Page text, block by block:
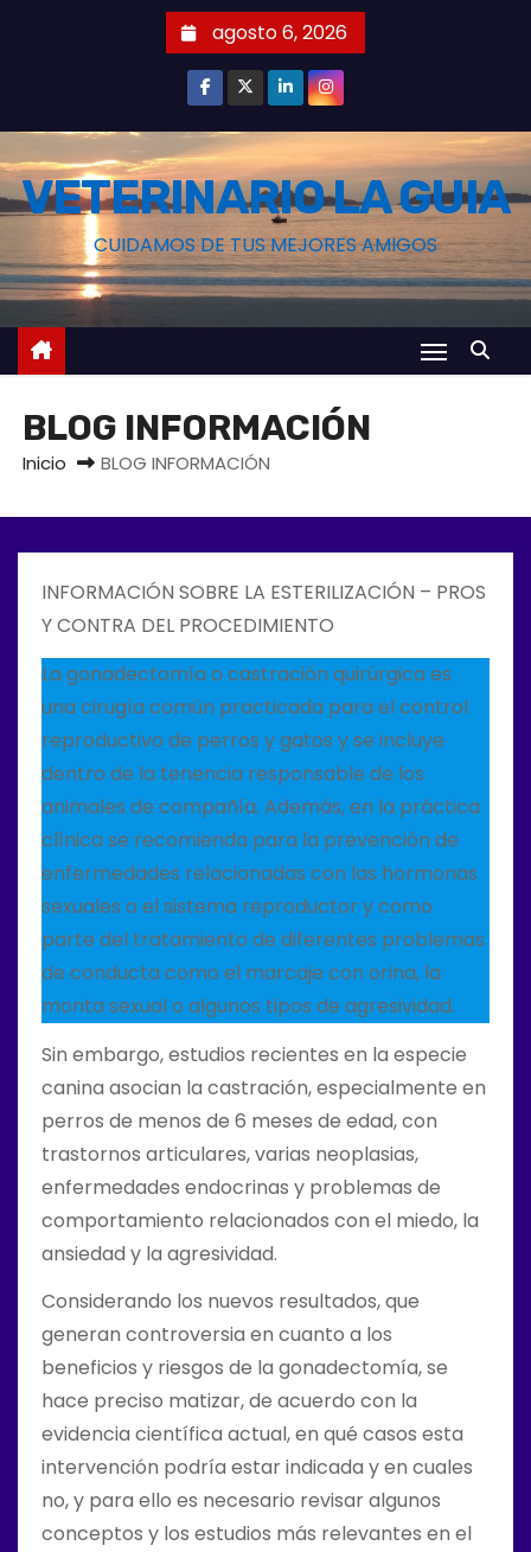
r
a
c
t
d
agosto 6, 2026
VETERINARIO LA GUIA
CUIDAMOS DE TUS MEJORES AMIGOS
BLOG INFORMACIÓN
Inicio BLOG INFORMACIÓN
INFORMACIÓN SOBRE LA ESTERILIZACIÓN – PROS
Y CONTRA DEL PROCEDIMIENTO
La gonadectomía o castración quirúrgica es
una cirugía común practicada para el control
reproductivo de perros y gatos y se incluye
dentro de la tenencia responsable de los
animales de compañía. Además, en la práctica
clínica se recomienda para la prevención de
enfermedades relacionadas con las hormonas
sexuales o el sistema reproductor y como
parte del tratamiento de diferentes problemas
de conducta como el marcaje con orina, la
monta sexual o algunos tipos de agresividad.
Sin embargo, estudios recientes en la especie
canina asocian la castración, especialmente en
perros de menos de 6 meses de edad, con
trastornos articulares, varias neoplasias,
enfermedades endocrinas y problemas de
comportamiento relacionados con el miedo, la
ansiedad y la agresividad.
Considerando los nuevos resultados, que
generan controversia en cuanto a los
beneficios y riesgos de la gonadectomía, se
hace preciso matizar, de acuerdo con la
evidencia científica actual, en qué casos esta
intervención podría estar indicada y en cuales
no, y para ello es necesario revisar algunos
conceptos y los estudios más relevantes en el